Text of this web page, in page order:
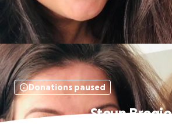
Donations paused
Steun Bregje